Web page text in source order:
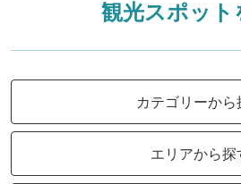
観光スポット
カテゴリーから
エリアから探